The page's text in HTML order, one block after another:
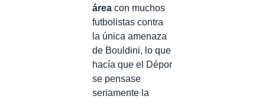
área con muchos
futbolistas contra
la única amenaza
de Bouldini, lo que
hacía que el Dépor
se pensase
seriamente la